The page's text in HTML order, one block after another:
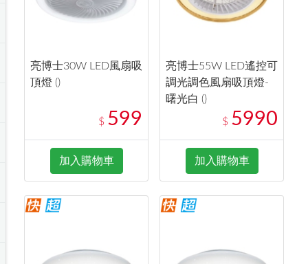
亮博士30W LED風扇吸
頂燈 ()
$ 599
加入購物車
亮博士55W LED遙控可
調光調色風扇吸頂燈-
曙光白 ()
$ 5990
加入購物車